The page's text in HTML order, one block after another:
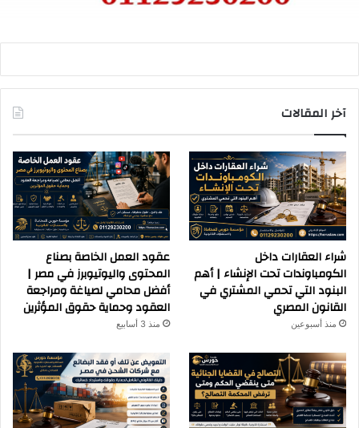
آخر المقالات
شراء العقارات داخل
الكومباوندات تحت الإنشاء | أهم
البنود التي تحمي المشتري في
القانون المصري
منذ أسبوعين
عقود العمل الخاصة بصناع
المحتوى واليوتيوبرز في مصر |
أفضل محامي لصياغة ومراجعة
العقود وحماية حقوق المؤثرين
منذ 3 أسابيع